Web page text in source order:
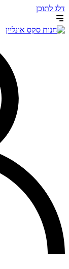
דלג לתוכן